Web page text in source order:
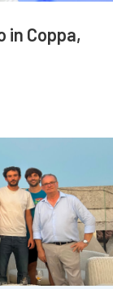
in Coppa,